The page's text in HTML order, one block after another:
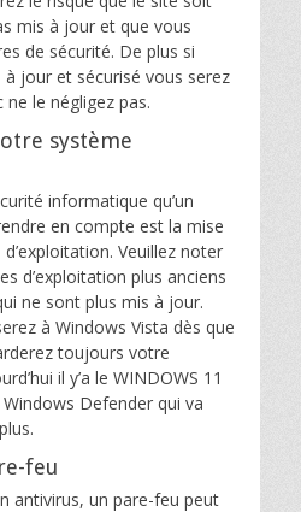
mis à jour et que vous
de sécurité. De plus si
jour et sécurisé vous serez
le négligez pas.
système
informatique qu’un
en compte est la mise
Veuillez noter
d’exploitation plus anciens
ne sont plus mis à jour.
à Windows Vista dès que
toujours votre
il y’a le WINDOWS 11
Defender qui va
feu
antivirus, un pare-feu peut